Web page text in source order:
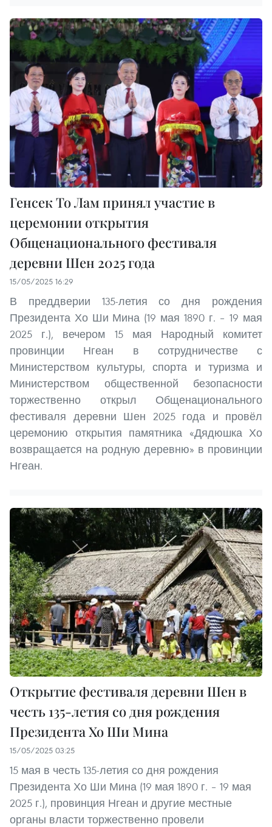
Генсек То Лам принял участие в
церемонии открытия
Общенационального фестиваля
деревни Шен 2025 года
15/05/2025 16:29
В преддверии 135-летия со дня рождения
Президента Хо Ши Мина (19 мая 1890 г. – 19 мая
2025 г.), вечером 15 мая Народный комитет
провинции Нгеан в сотрудничестве с
Министерством культуры, спорта и туризма и
Министерством общественной безопасности
торжественно открыл Общенационального
фестиваля деревни Шен 2025 года и провёл
церемонию открытия памятника «Дядюшка Хо
возвращается на родную деревню» в провинции
Нгеан.
Открытие фестиваля деревни Шен в
честь 135-летия со дня рождения
Президента Хо Ши Мина
15/05/2025 03:25
15 мая в честь 135-летия со дня рождения
Президента Хо Ши Мина (19 мая 1890 г. – 19 мая
2025 г.), провинция Нгеан и другие местные
органы власти торжественно провели